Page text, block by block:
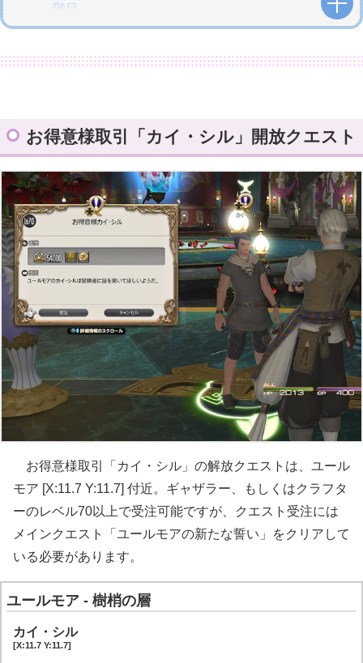
階目
お得意様取引 カイ・シル 納品アイテム 2段
お得意様取引カイ・シル 納品アイテム 3段
カイ・シル 納品アイテム 4段階目
カイ・シル 納品アイテム 5段階目
カイ・シル武具投影（ミラプリ）開放！
お得意様取引「カイ・シル 」エキストラク
エスト
お得意様取引「カイ・シル」開放クエスト
お得意様取引「カイ・シル」の解放クエストは、ユール
モア [X:11.7 Y:11.7] 付近。ギャザラー、もしくはクラフタ
ーのレベル70以上で受注可能ですが、クエスト受注には
メインクエスト「ユールモアの新たな誓い」をクリアして
いる必要があります。
ユールモア - 樹梢の層
カイ・シル
[X:11.7 Y:11.7]